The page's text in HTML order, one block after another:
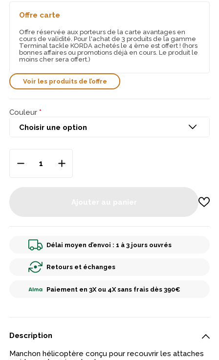
Offre carte
Offre réservée aux porteurs de la carte avantages en
cours de validité. Pour l'achat de 3 produits de la gamme
Terminal tackle KORDA achetés le 4 ème est offert ! (hors
bonnes affaires ou promotions déjà en cours. Le produit le
moins cher sera offert.)
Voir les produits de l’offre
Couleur
Délai moyen d’envoi : 1 à 3 jours ouvrés
Retours et échanges
Paiement en 3X ou 4X sans frais dès 390€
Description
Manchon hélicoptère conçu pour recouvrir les attaches